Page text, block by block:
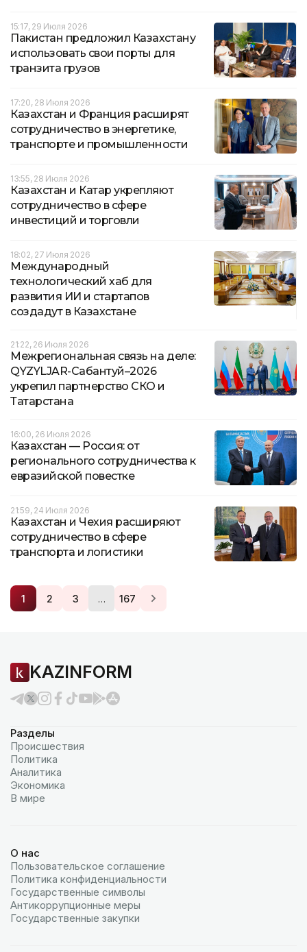
15:17, 29 Июля 2026
Пакистан предложил Казахстану
использовать свои порты для
транзита грузов
17:20, 28 Июля 2026
Казахстан и Франция расширят
сотрудничество в энергетике,
транспорте и промышленности
13:55, 28 Июля 2026
Казахстан и Катар укрепляют
сотрудничество в сфере
инвестиций и торговли
18:02, 27 Июля 2026
Международный
технологический хаб для
развития ИИ и стартапов
создадут в Казахстане
21:22, 26 Июля 2026
Межрегиональная связь на деле:
QYZYLJAR-Сабантуй–2026
укрепил партнерство СКО и
Татарстана
16:00, 26 Июля 2026
Казахстан — Россия: от
регионального сотрудничества к
евразийской повестке
21:59, 24 Июля 2026
Казахстан и Чехия расширяют
сотрудничество в сфере
транспорта и логистики
1 2 3 … 167
KAZINFORM
Разделы
Происшествия
Политика
Аналитика
Экономика
В мире
О нас
Пользовательское соглашение
Политика конфиденциальности
Государственные символы
Антикоррупционные меры
Государственные закупки